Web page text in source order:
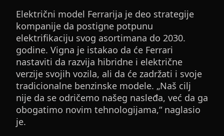
Električni model Ferrarija je deo strategije
kompanije da postigne potpunu
elektrifikaciju svog asortimana do 2030.
godine. Vigna je istakao da će Ferrari
nastaviti da razvija hibridne i električne
verzije svojih vozila, ali da će zadržati i svoje
tradicionalne benzinske modele. „Naš cilj
nije da se odričemo našeg nasleđa, već da ga
obogatimo novim tehnologijama,“ naglasio
je.